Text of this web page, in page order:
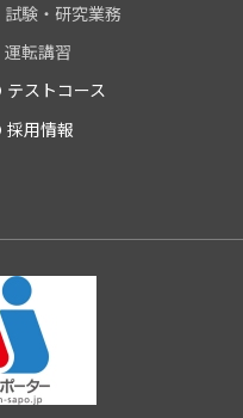
試験・研究業務
運転講習
テストコース
採用情報